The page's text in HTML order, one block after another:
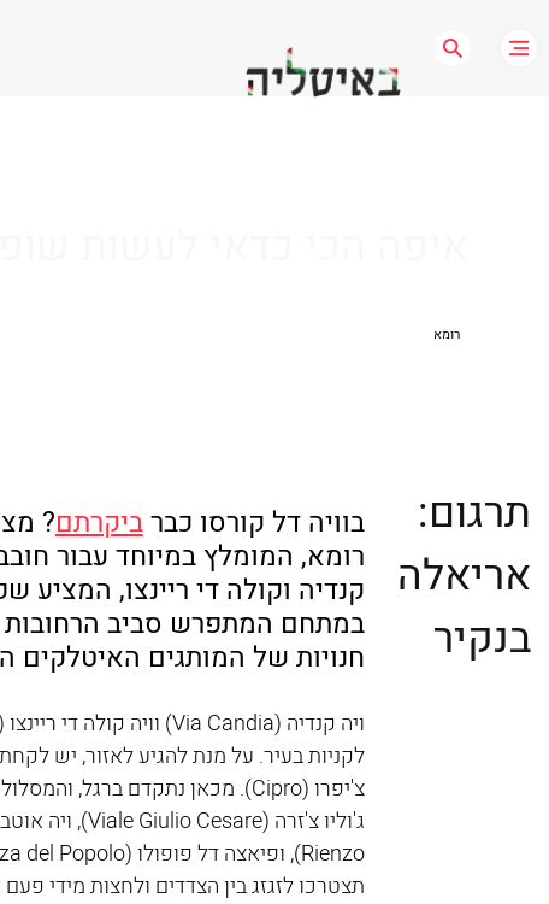
רומא
בוויה דל קורסו כבר ביקרתם?
רומא, המומלץ במיוחד עבור
קנדיה וקולה די ריינצו, המציע
במתחם המתפרש סביב הרחובות
חנויות של המותגים האיטלקים
תצטרכו לזגזג בין הצדדים ולחצות מידי
תרגום:
אריאלה
בנקיר